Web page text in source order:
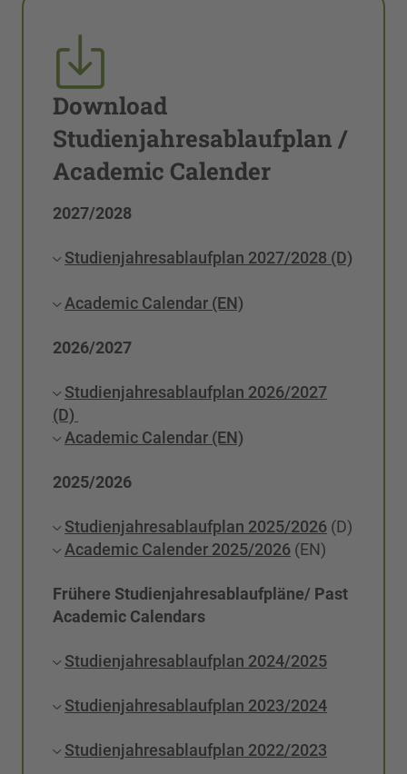
Download
Studienjahresablaufplan /
Academic Calender
2027/2028
Studienjahresablaufplan 2027/2028 (D)
Academic Calendar (EN)
2026/2027
Studienjahresablaufplan 2026/2027
(D)
Academic Calendar (EN)
2025/2026
Studienjahresablaufplan 2025/2026 (D)
Academic Calender 2025/2026 (EN)
Frühere Studienjahresablaufpläne/ Past
Academic Calendars
Studienjahresablaufplan 2024/2025
Studienjahresablaufplan 2023/2024
Studienjahresablaufplan 2022/2023